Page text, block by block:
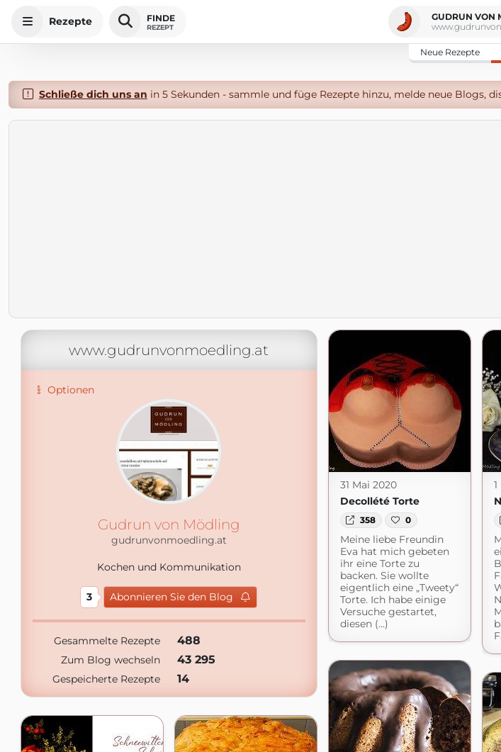
Rezepte FINDE
REZEPT
GUDRUN VON
Neue Rezepte
Schließe dich uns an in 5 Sekunden - sammle und füge Rezepte hinzu, melde neue Blogs,
www.gudrunvonmoedling.at
Optionen
Gudrun von Mödling
gudrunvonmoedling.at
Kochen und Kommunikation
3 Abonnieren Sie den Blog
Gesammelte Rezepte 488
Zum Blog wechseln 43 295
Gespeicherte Rezepte 14
31 Mai 2020
Decollété Torte
358 0
Meine liebe Freundin
Eva hat mich gebeten
ihr eine Torte zu
backen. Sie wollte
eigentlich eine „Tweety“
Torte. Ich habe einige
Versuche gestartet,
diesen (...)